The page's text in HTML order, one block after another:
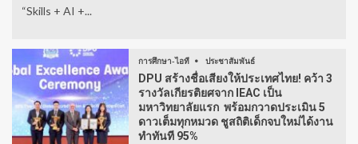
“Skills + AI +...
การศึกษา-ไอที ประชาสัมพันธ์
DPU สร้างชื่อเสียงให้ประเทศไทย! คว้า 3
รางวัลเกียรติยศจาก IEAC เป็น
มหาวิทยาลัยแรก พร้อมกวาดประเมิน 5
ดาวเต็มทุกหมวด ชูสถิติเด็กจบใหม่ได้งาน
ทำทันที 95%